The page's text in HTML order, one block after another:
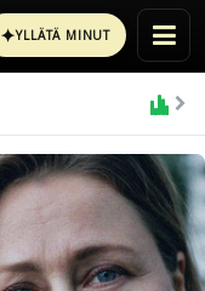
✦YLLÄTÄ MINUT